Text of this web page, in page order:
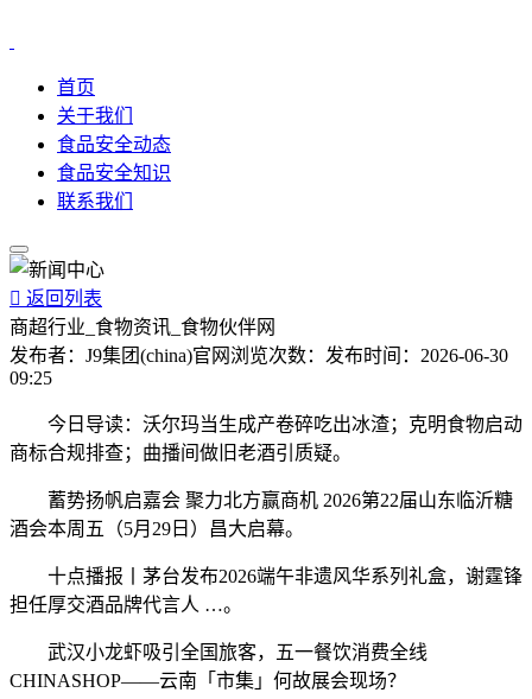
首页
关于我们
食品安全动态
食品安全知识
联系我们
 返回列表
商超行业_食物资讯_食物伙伴网
发布者： J9集团(china)官网 浏览次数： 发布时间： 2026-06-30
09:25
今日导读：沃尔玛当生成产卷碎吃出冰渣；克明食物启动
商标合规排查；曲播间做旧老酒引质疑。
蓄势扬帆启嘉会 聚力北方赢商机 2026第22届山东临沂糖
酒会本周五（5月29日）昌大启幕。
十点播报丨茅台发布2026端午非遗风华系列礼盒，谢霆锋
担任厚交酒品牌代言人 …。
武汉小龙虾吸引全国旅客，五一餐饮消费全线
CHINASHOP——云南「市集」何故展会现场？